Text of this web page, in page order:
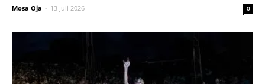
Mosa Oja - 13 Juli 2026 0